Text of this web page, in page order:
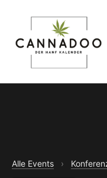
Alle Events ›